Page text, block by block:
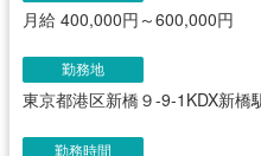
月給 400,000円～600,000円
勤務地
東京都港区新橋９-9-1KDX新橋
勤務時間